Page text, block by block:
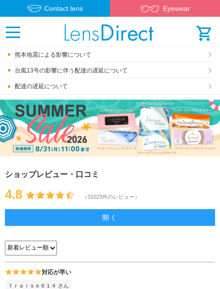
Contact lens Eyewear
熊本地震による影響について
台風13号の影響に伴う配達の遅延について
配達の遅延について
ショップレビュー・口コミ
4.8 （31023件のレビュー）
開く
対応が早い
ｆｒａｉｓｅ６１４ さん